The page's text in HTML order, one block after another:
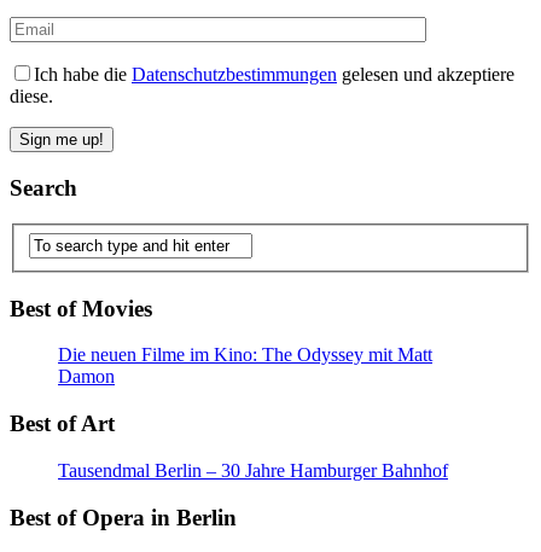
Ich habe die Datenschutzbestimmungen gelesen und akzeptiere
diese.
Search
Best of Movies
Die neuen Filme im Kino: The Odyssey mit Matt
Damon
Best of Art
Tausendmal Berlin – 30 Jahre Hamburger Bahnhof
Best of Opera in Berlin